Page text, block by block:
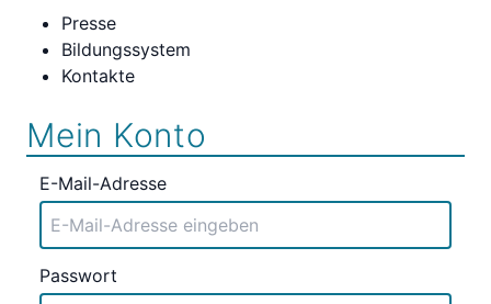
Presse
Bildungssystem
Kontakte
Mein Konto
E-Mail-Adresse
Passwort